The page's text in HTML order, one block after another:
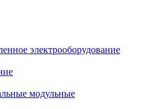
электрооборудование
модульные